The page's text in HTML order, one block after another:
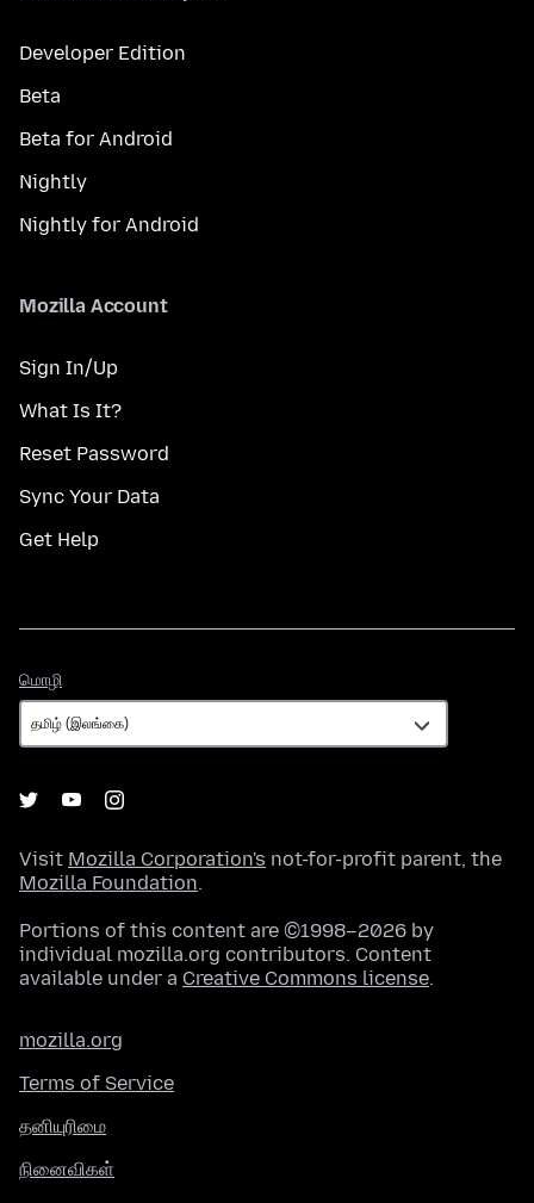
Developer Edition
Beta
Beta for Android
Nightly
Nightly for Android
Mozilla Account
Sign In/Up
What Is It?
Reset Password
Sync Your Data
Get Help
மொழி
Visit Mozilla Corporation's not-for-profit parent, the
Mozilla Foundation.
Portions of this content are ©1998–2026 by
individual mozilla.org contributors. Content
available under a Creative Commons license.
mozilla.org
Terms of Service
தனியுரிமை
நினைவிகள்